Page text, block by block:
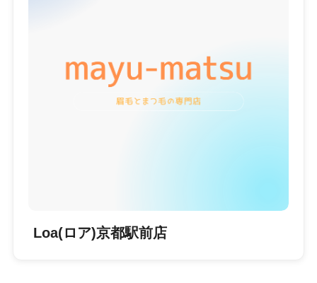
Loa(ロア)京都駅前店